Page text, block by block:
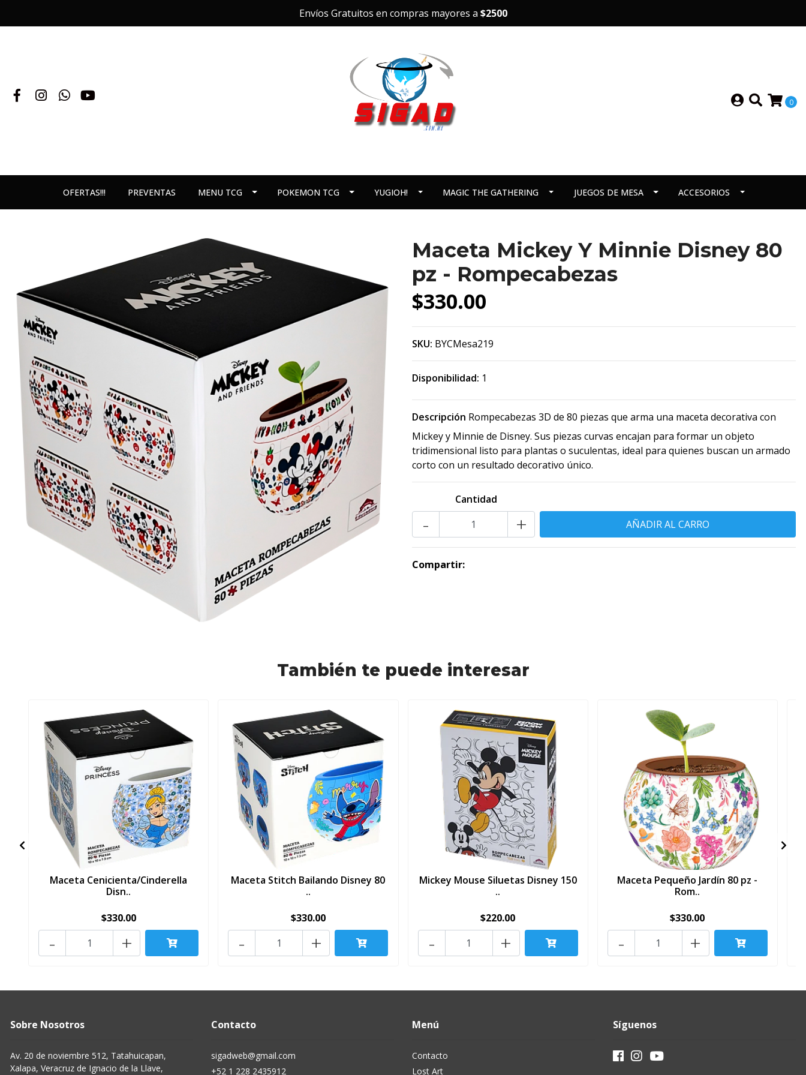
Envíos Gratuitos en compras mayores a $2500
0
OFERTAS!!! PREVENTAS MENU TCG POKEMON TCG YUGIOH! MAGIC THE GATHERING JUEGOS DE MESA ACCESORIOS
Maceta Mickey Y Minnie Disney 80
pz - Rompecabezas
$330.00
SKU: BYCMesa219
Disponibilidad: 1
Descripción Rompecabezas 3D de 80 piezas que arma una maceta decorativa con
Mickey y Minnie de Disney. Sus piezas curvas encajan para formar un objeto
tridimensional listo para plantas o suculentas, ideal para quienes buscan un armado
corto con un resultado decorativo único.
Cantidad
+
-
Compartir:
También te puede interesar
Maceta Cenicienta/Cinderella
Disn..
$330.00
+
-
Maceta Stitch Bailando Disney 80
..
$330.00
+
-
Mickey Mouse Siluetas Disney 150
..
$220.00
+
-
Maceta Pequeño Jardín 80 pz -
Rom..
$330.00
+
-
Sobre Nosotros
Av. 20 de noviembre 512, Tatahuicapan,
Xalapa, Veracruz de Ignacio de la Llave,
Contacto
sigadweb@gmail.com
+52 1 228 2435912
Menú
Contacto
Lost Art
Síguenos